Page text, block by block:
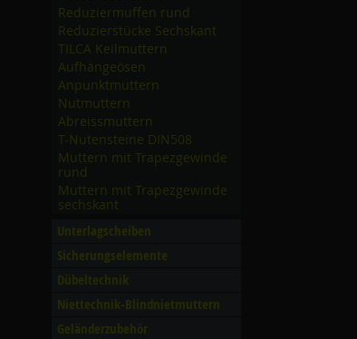
Reduziermuffen rund
Reduzierstücke Sechskant
TILCA Keilmuttern
Aufhängeösen
Anpunktmuttern
Nutmuttern
Abreissmuttern
T-Nutensteine DIN508
Muttern mit Trapezgewinde
rund
Muttern mit Trapezgewinde
sechskant
Unterlagscheiben
Sicherungselemente
Dübeltechnik
Niettechnik-Blindnietmuttern
Geländerzubehör